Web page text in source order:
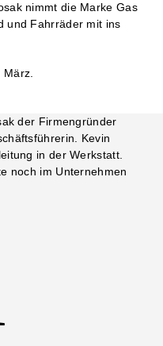
nimmt die Marke Gas
und Fahrräder mit ins
März.
der Firmengründer
Kevin
in der Werkstatt.
noch im Unternehmen